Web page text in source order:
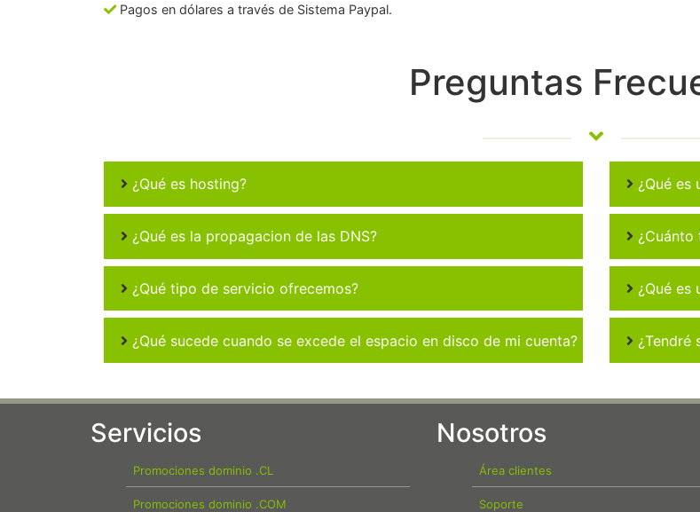
Pagos en dólares a través de Sistema Paypal.
Preguntas
¿Qué es hosting?
¿Qué es la propagacion de las DNS?
¿Qué tipo de servicio ofrecemos?
¿Qué sucede cuando se excede el espacio en disco de mi cuenta?
¿Qué es
¿Qué es
¿Tendré
Servicios
Promociones dominio .CL
Promociones dominio .COM
Nosotros
Área clientes
Soporte